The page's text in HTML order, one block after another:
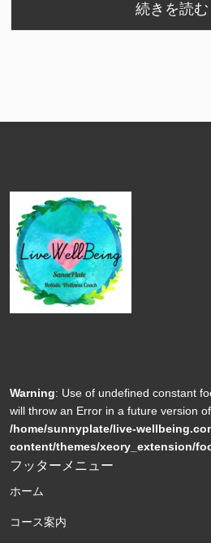
続きを読
Warning: Use of undefined constant
will throw an Error in a future version
/home/sunnyplate/live-
content/themes/xeory_extension/
フッターメニュー
ホーム
コース案内